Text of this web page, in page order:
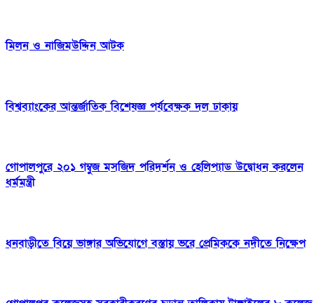
মিলন ও নাজিমউদ্দিন আটক
বিশ্বব্যাংকের আন্তর্জাতিক বিশেষজ্ঞ পর্যবেক্ষক দল ঢাকায়
গোপালপুরে ২০১ গম্বুজ মসজিদ পরিদর্শন ও হেলিপ্যাড উদ্বোধন করলেন
ধর্মমন্ত্রী
ধনবাড়ীতে বিয়ে ভাঙ্গার অভিযোগে বস্তায় ভরে প্রেমিককে নদীতে নিক্ষেপ